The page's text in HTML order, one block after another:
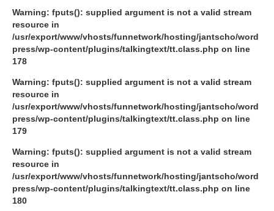
Warning: fputs(): supplied argument is not a valid stream
resource in
/usr/export/www/vhosts/funnetwork/hosting/jantscho/word
press/wp-content/plugins/talkingtext/tt.class.php on line
178
Warning: fputs(): supplied argument is not a valid stream
resource in
/usr/export/www/vhosts/funnetwork/hosting/jantscho/word
press/wp-content/plugins/talkingtext/tt.class.php on line
179
Warning: fputs(): supplied argument is not a valid stream
resource in
/usr/export/www/vhosts/funnetwork/hosting/jantscho/word
press/wp-content/plugins/talkingtext/tt.class.php on line
180